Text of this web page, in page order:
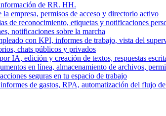
de RR. HH.
empresa, permisos de acceso y directorio activo
de reconocimiento, etiquetas y notificaciones
notificaciones sobre la marcha
con KPI, informes de trabajo, vista del
chats públicos y privados
IA, edición y creación de textos, respuestas
en línea, almacenamiento de archivos,
seguras en tu espacio de trabajo
de gastos, RPA, automatización del flujo